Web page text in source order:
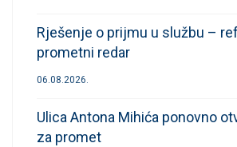
Rješenje o prijmu u službu –
prometni redar
06.08.2026.
Ulica Antona Mihića ponovno
za promet